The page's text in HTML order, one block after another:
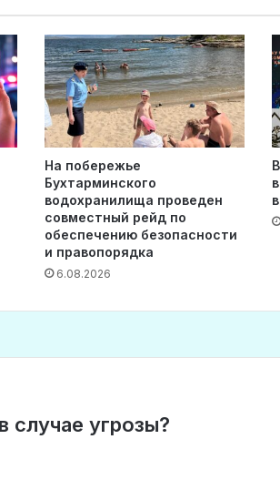
На побережье
Бухтарминского
водохранилища проведен
совместный рейд по
обеспечению безопасности
и правопорядка
6.08.2026